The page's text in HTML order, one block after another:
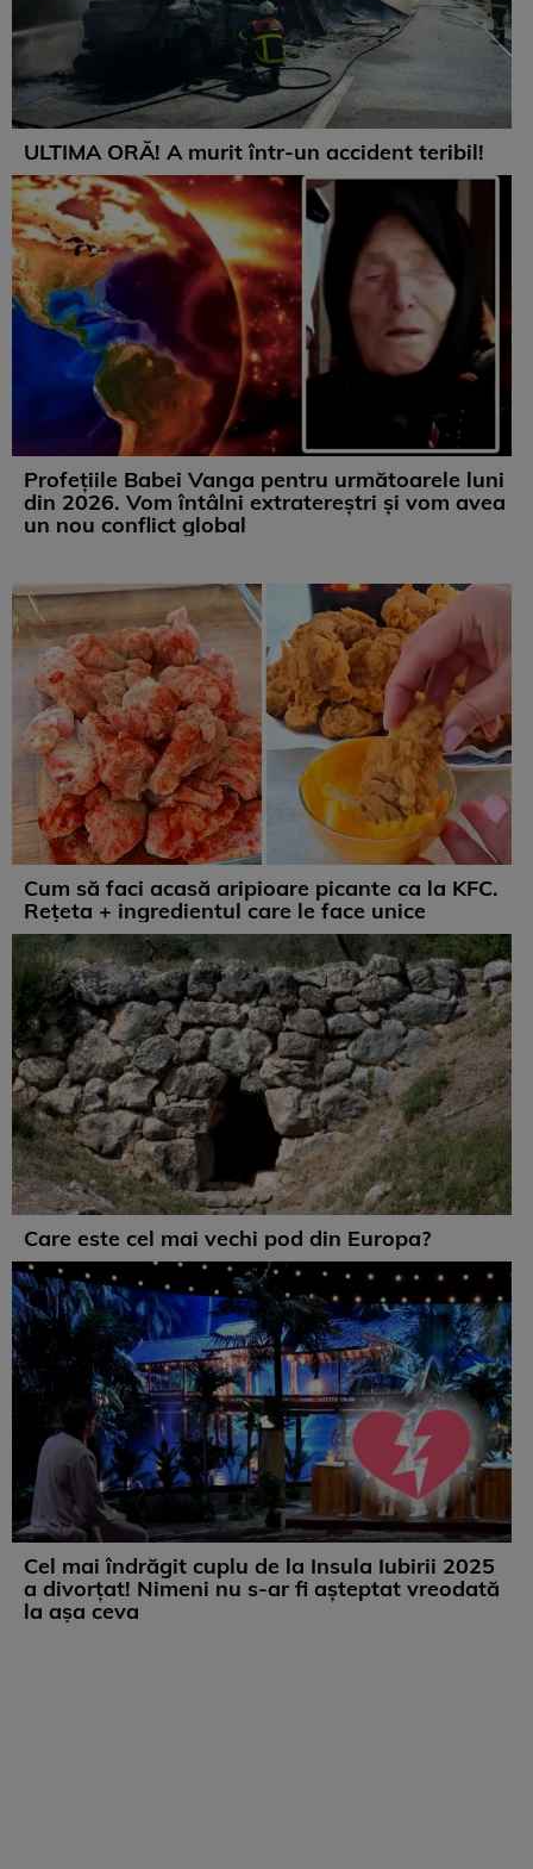
ULTIMA ORĂ! A murit într-un accident teribil!
Profețiile Babei Vanga pentru următoarele luni
din 2026. Vom întâlni extratereștri și vom avea
un nou conflict global
Cum să faci acasă aripioare picante ca la KFC.
Rețeta + ingredientul care le face unice
Care este cel mai vechi pod din Europa?
Cel mai îndrăgit cuplu de la Insula Iubirii 2025
a divorțat! Nimeni nu s-ar fi așteptat vreodată
la așa ceva